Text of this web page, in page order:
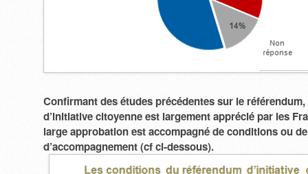
Confirmant des études précédentes sur le
d’initiative citoyenne est largement apprécié par les
large approbation est accompagné de conditions ou
d’accompagnement (cf ci-dessous).